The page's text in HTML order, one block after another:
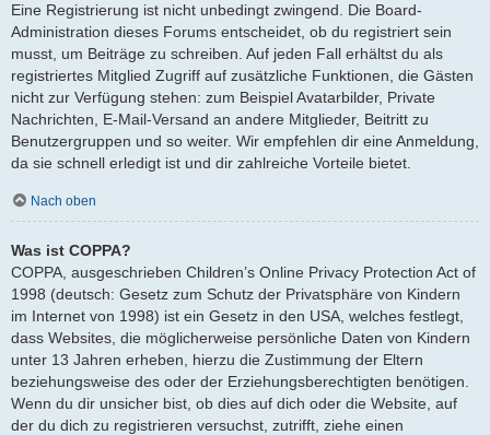
Eine Registrierung ist nicht unbedingt zwingend. Die Board-
Administration dieses Forums entscheidet, ob du registriert sein
musst, um Beiträge zu schreiben. Auf jeden Fall erhältst du als
registriertes Mitglied Zugriff auf zusätzliche Funktionen, die Gästen
nicht zur Verfügung stehen: zum Beispiel Avatarbilder, Private
Nachrichten, E-Mail-Versand an andere Mitglieder, Beitritt zu
Benutzergruppen und so weiter. Wir empfehlen dir eine Anmeldung,
da sie schnell erledigt ist und dir zahlreiche Vorteile bietet.
Nach oben
Was ist COPPA?
COPPA, ausgeschrieben Children’s Online Privacy Protection Act of
1998 (deutsch: Gesetz zum Schutz der Privatsphäre von Kindern
im Internet von 1998) ist ein Gesetz in den USA, welches festlegt,
dass Websites, die möglicherweise persönliche Daten von Kindern
unter 13 Jahren erheben, hierzu die Zustimmung der Eltern
beziehungsweise des oder der Erziehungsberechtigten benötigen.
Wenn du dir unsicher bist, ob dies auf dich oder die Website, auf
der du dich zu registrieren versuchst, zutrifft, ziehe einen